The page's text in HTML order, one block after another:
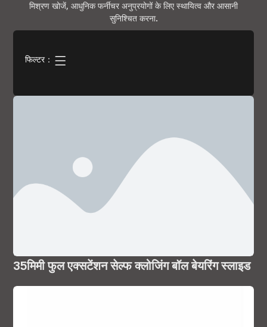
मिश्रण खोजें, आधुनिक फर्नीचर अनुप्रयोगों के लिए स्थायित्व और आसानी
सुनिश्चित करना.
फिल्टर：
35मिमी फुल एक्सटेंशन सेल्फ क्लोजिंग बॉल बेयरिंग स्लाइड